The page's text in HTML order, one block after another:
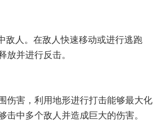
敌人。在敌人快速移动或进行逃跑
放并进行反击。
伤害，利用地形进行打击能够最大化
中多个敌人并造成巨大的伤害。